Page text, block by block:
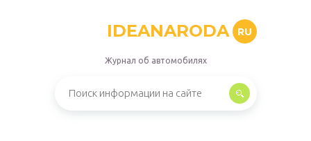
IDEANARODA RU
Журнал об автомобилях